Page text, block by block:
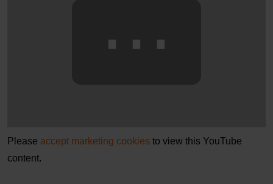
⋯
Please accept marketing cookies to view this YouTube
content.